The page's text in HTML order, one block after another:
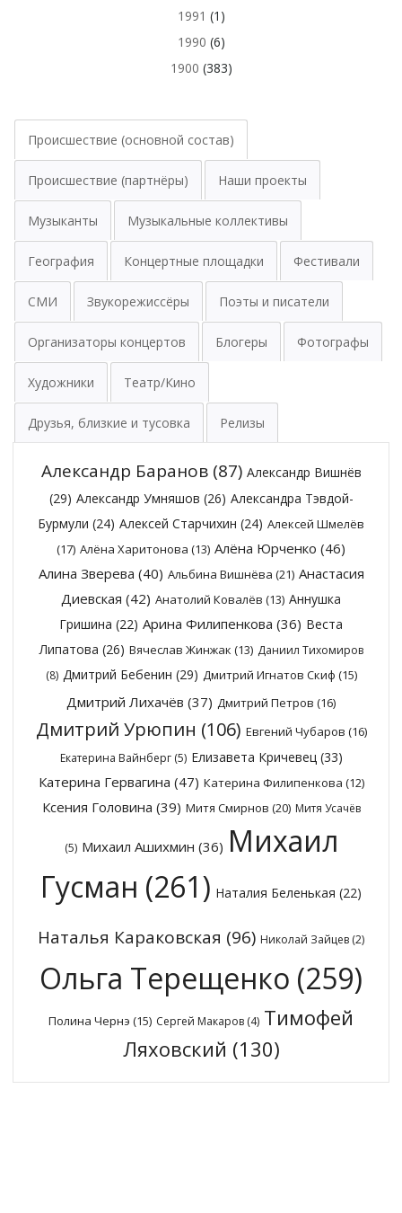
1991 (1)
1990 (6)
1900 (383)
Происшествие (основной состав)
Происшествие (партнёры) Наши проекты
Музыканты Музыкальные коллективы
География Концертные площадки Фестивали
СМИ Звукорежиссёры Поэты и писатели
Организаторы концертов Блогеры Фотографы
Художники Театр/Кино
Друзья, близкие и тусовка Релизы
Александр Баранов(87) Александр Вишнёв
(29) Александр Умняшов (26) Александра Тэвдой-
Бурмули (24) Алексей Старчихин (24) Алексей Шмелёв
(17) Алёна Харитонова (13) Алёна Юрченко (46)
Алина Зверева (40) Альбина Вишнёва (21) Анастасия
Диевская (42) Анатолий Ковалёв (13) Аннушка
Гришина (22) Арина Филипенкова (36) Веста
Липатова (26) Вячеслав Жинжак (13) Даниил Тихомиров
(8) Дмитрий Бебенин (29) Дмитрий Игнатов Скиф (15)
Дмитрий Лихачёв (37) Дмитрий Петров (16)
Дмитрий Урюпин (106) Евгений Чубаров (16)
Екатерина Вайнберг(5) Елизавета Кричевец(33)
Катерина Гервагина (47) Катерина Филипенкова (12)
Ксения Головина (39) Митя Смирнов (20) Митя Усачёв
(5) Михаил Ашихмин (36) Михаил
Гусман (261) Наталия Беленькая (22)
Наталья Караковская (96) Николай Зайцев (2)
Ольга Терещенко (259)
Полина Чернэ (15) Сергей Макаров (4) Тимофей
Ляховский (130)